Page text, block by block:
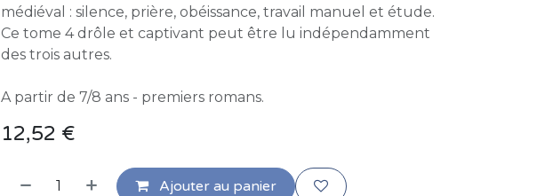
médiéval : silence, prière, obéissance, travail manuel et étude.
Ce tome 4 drôle et captivant peut être lu indépendamment
des trois autres.
A partir de 7/8 ans - premiers romans.
12,52 €
Ajouter au panier